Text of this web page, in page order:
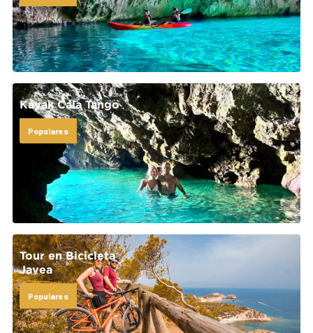
Kayak Cala Tango
Populares
Tour en Bicicleta
Javea
Populares